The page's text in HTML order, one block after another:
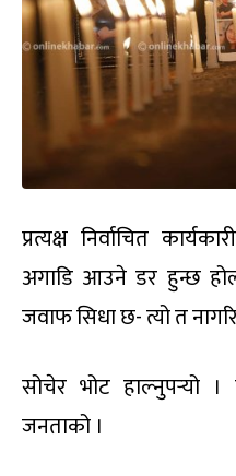
प्रत्यक्ष निर्वाचित
अगाडि आउने डर हुन्छ
जवाफ सिधा छ- त्यो त
सोचेर भोट हाल्नुपर्‍यो ।
जनताको ।